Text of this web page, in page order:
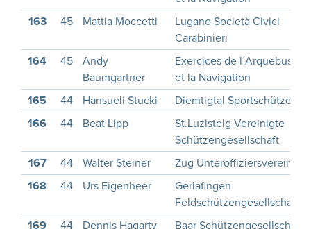
163
45 Mattia Moccetti
Lugano Società Civici
Carabinieri
164
45
Andy
Baumgartner
Exercices de l´Arquebuse
et la Navigation
165
44 Hansueli Stucki
Diemtigtal Sportschützen
166
44 Beat Lipp
St.Luzisteig Vereinigte
Schützengesellschaft
167
44 Walter Steiner
Zug Unteroffiziersverein
168
44 Urs Eigenheer
Gerlafingen
Feldschützengesellschaft
169
44 Dennis Hagarty
Baar Schützengesellschaft